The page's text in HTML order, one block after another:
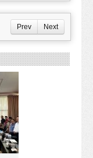
Prev Next